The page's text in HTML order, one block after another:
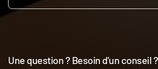
Une question ? Besoin d'un conseil ?